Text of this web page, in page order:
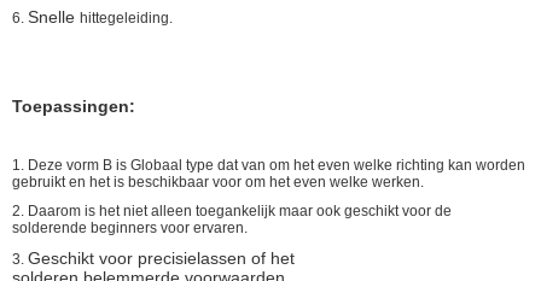
6. Snelle hittegeleiding.
Toepassingen:
1. Deze vorm B is Globaal type dat van om het even welke richting kan worden
gebruikt en het is beschikbaar voor om het even welke werken.
2. Daarom is het niet alleen toegankelijk maar ook geschikt voor de
solderende beginners voor ervaren.
3. Geschikt voor precisielassen of het